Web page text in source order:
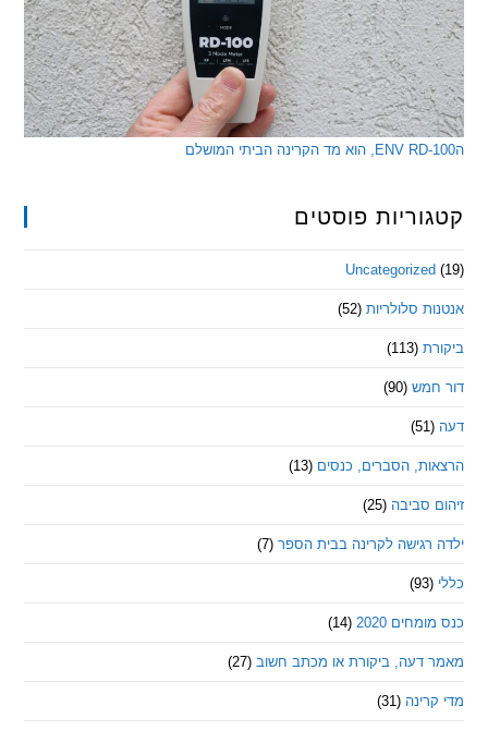
פוסטים
סלולריות (52)
(90)
הסברים, כנסים (13)
סביבה (25)
לקרינה בבית הספר (7)
2020
(14)
ביקורת או מכתב חשוב (27)
(31)